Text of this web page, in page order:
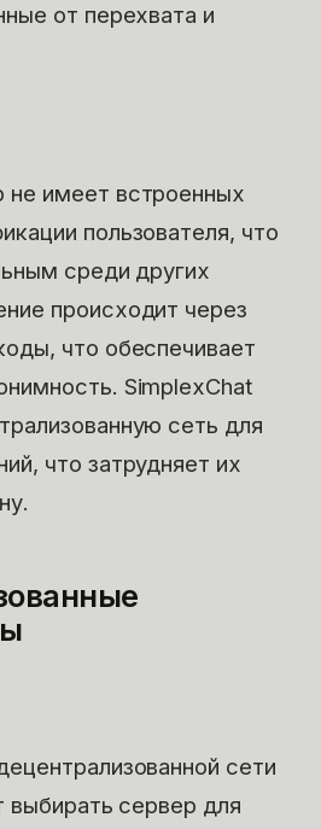
от перехвата и
имеет встроенных
пользователя, что
среди других
происходит через
что обеспечивает
SimplexChat
сеть для
что затрудняет их
сети
выбирать сервер для